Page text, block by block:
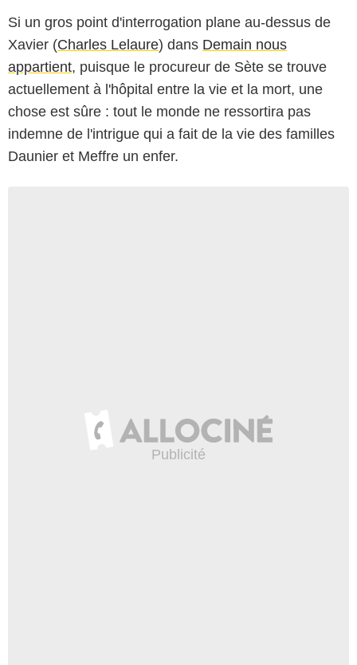
Si un gros point d'interrogation plane au-dessus de
Xavier (Charles Lelaure) dans Demain nous
appartient, puisque le procureur de Sète se trouve
actuellement à l'hôpital entre la vie et la mort, une
chose est sûre : tout le monde ne ressortira pas
indemne de l'intrigue qui a fait de la vie des familles
Daunier et Meffre un enfer.